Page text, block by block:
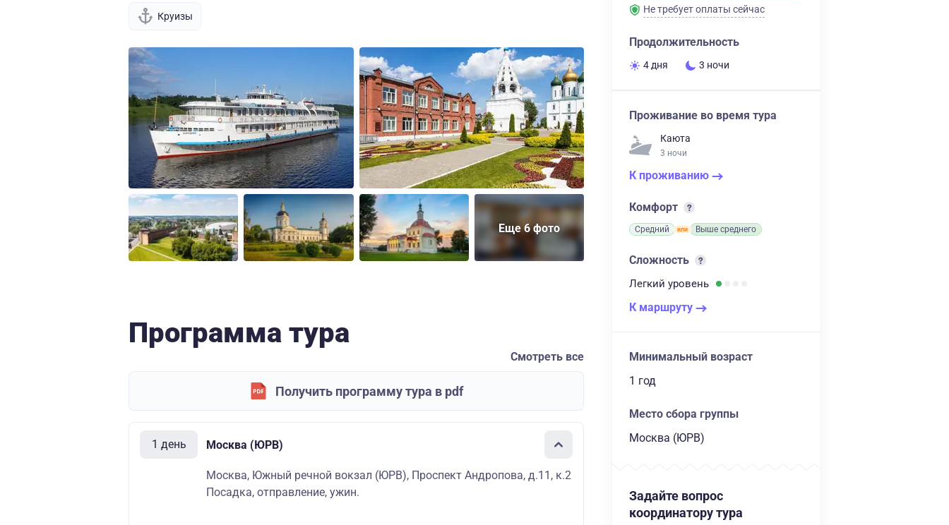
Круизы
Еще 6 фото
Программа тура
Смотреть все
Получить программу тура в pdf
1 день Москва (ЮРВ)
Москва, Южный речной вокзал (ЮРВ), Проспект Андропова, д.11, к.2
Посадка, отправление, ужин.
Не требует оплаты сейчас
Продолжительность
4 дня 3 ночи
Проживание во время тура
Каюта
3 ночи
К проживанию
Комфорт
Средний Выше среднего
Сложность
Легкий уровень
К маршруту
Минимальный возраст
1 год
Место сбора группы
Москва (ЮРВ)
Задайте вопрос
координатору тура